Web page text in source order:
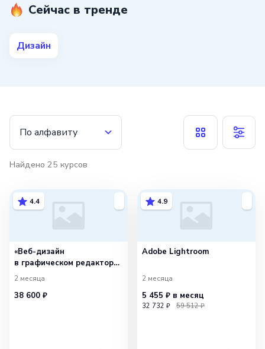
все этапы работы, начиная с основ
правил композиции. Выпускники
графического дизайна.
Сейчас в тренде
Дизайн
По алфавиту
Найдено 25 курсов
4.4
«Веб-дизайн
в графическом редакторе
Figma»
2 месяца
38 600 ₽
4.9
Adobe Lightroom
2 месяца
5 455 ₽ в месяц
32 732 ₽ 59 512 ₽